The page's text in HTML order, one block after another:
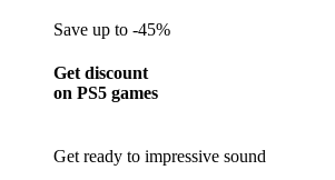
Save up to -45%
Get discount
on PS5 games
Get ready to impressive sound